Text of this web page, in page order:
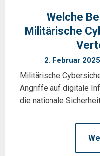
Welche
Militärische
2. Februar 2025
Militärische
Angriffe auf digitale
die nationale